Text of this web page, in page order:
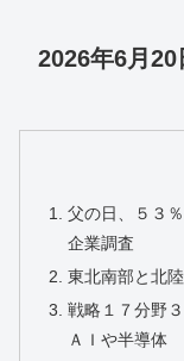
2026年6月
父の日、５３
企業調査
東北南部と北
戦略１７分野
ＡＩや半導体